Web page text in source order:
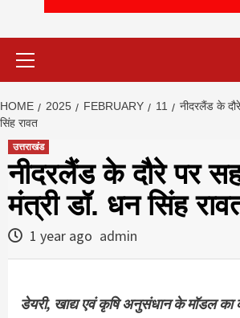
HOME 2025 FEBRUARY 11
नीदरलैंड के
सिंह रावत
उत्तराखंड
नीदरलैंड के दौरे पर
मंत्री डॉ. धन सिंह
1 year ago admin
डेयरी, खाद्य एवं कृषि अनुसंधान के मॉडल